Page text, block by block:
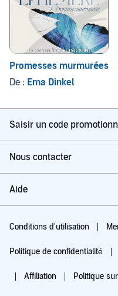
Promesses murmurées
De : Ema Dinkel
Saisir un code
Nous contacter
Aide
Conditions d'utilisation
Politique de confidentialité
Affiliation Politique